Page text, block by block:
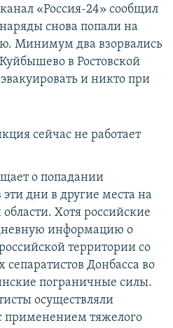
«Россия-24» сообщил
снова попали на
Минимум два взорвались
в Ростовской
и никто при
сейчас не работает
о попадании
дни в другие места на
Хотя российские
информацию о
территории со
Донбасса во
пограничные силы.
осуществляли
применением тяжелого